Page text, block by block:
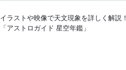
イラストや映像で天文現象を詳しく解説！
「アストロガイド 星空年鑑」